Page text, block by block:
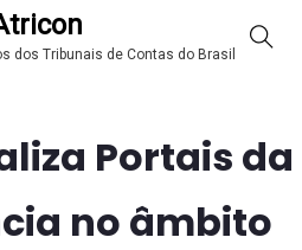
dos Tribunais de Contas do Brasil
Portais da
no âmbito